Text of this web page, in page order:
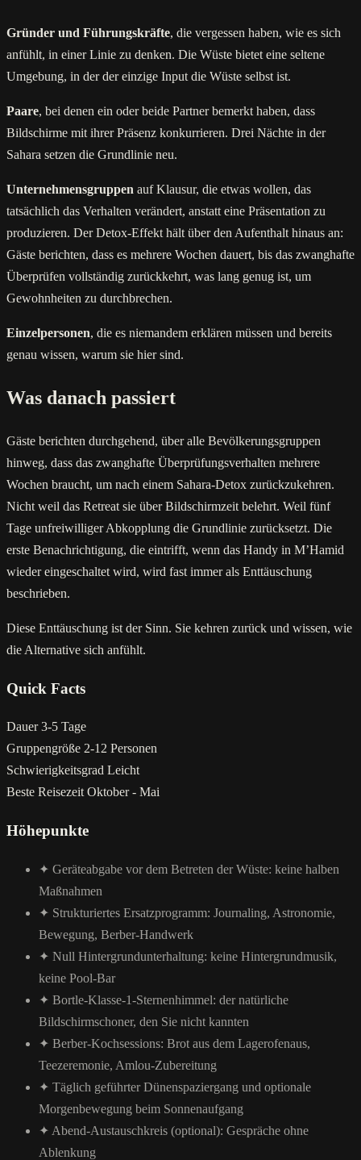
Gründer und Führungskräfte, die vergessen haben, wie es sich
anfühlt, in einer Linie zu denken. Die Wüste bietet eine seltene
Umgebung, in der der einzige Input die Wüste selbst ist.
Paare, bei denen ein oder beide Partner bemerkt haben, dass
Bildschirme mit ihrer Präsenz konkurrieren. Drei Nächte in der
Sahara setzen die Grundlinie neu.
Unternehmensgruppen auf Klausur, die etwas wollen, das
tatsächlich das Verhalten verändert, anstatt eine Präsentation zu
produzieren. Der Detox-Effekt hält über den Aufenthalt hinaus an:
Gäste berichten, dass es mehrere Wochen dauert, bis das zwanghafte
Überprüfen vollständig zurückkehrt, was lang genug ist, um
Gewohnheiten zu durchbrechen.
Einzelpersonen, die es niemandem erklären müssen und bereits
genau wissen, warum sie hier sind.
Was danach passiert
Gäste berichten durchgehend, über alle Bevölkerungsgruppen
hinweg, dass das zwanghafte Überprüfungsverhalten mehrere
Wochen braucht, um nach einem Sahara-Detox zurückzukehren.
Nicht weil das Retreat sie über Bildschirmzeit belehrt. Weil fünf
Tage unfreiwilliger Abkopplung die Grundlinie zurücksetzt. Die
erste Benachrichtigung, die eintrifft, wenn das Handy in M’Hamid
wieder eingeschaltet wird, wird fast immer als Enttäuschung
beschrieben.
Diese Enttäuschung ist der Sinn. Sie kehren zurück und wissen, wie
die Alternative sich anfühlt.
Quick Facts
Dauer 3-5 Tage
Gruppengröße 2-12 Personen
Schwierigkeitsgrad Leicht
Beste Reisezeit Oktober - Mai
Höhepunkte
✦ Geräteabgabe vor dem Betreten der Wüste: keine halben
Maßnahmen
✦ Strukturiertes Ersatzprogramm: Journaling, Astronomie,
Bewegung, Berber-Handwerk
✦ Null Hintergrundunterhaltung: keine Hintergrundmusik,
keine Pool-Bar
✦ Bortle-Klasse-1-Sternenhimmel: der natürliche
Bildschirmschoner, den Sie nicht kannten
✦ Berber-Kochsessions: Brot aus dem Lagerofenaus,
Teezeremonie, Amlou-Zubereitung
✦ Täglich geführter Dünenspaziergang und optionale
Morgenbewegung beim Sonnenaufgang
✦ Abend-Austauschkreis (optional): Gespräche ohne
Ablenkung